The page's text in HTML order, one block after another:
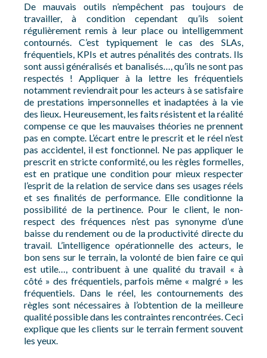
De mauvais outils n’empêchent pas toujours de
travailler, à condition cependant qu’ils soient
régulièrement remis à leur place ou intelligemment
contournés. C’est typiquement le cas des SLAs,
fréquentiels, KPIs et autres pénalités des contrats. Ils
sont aussi généralisés et banalisés…, qu’ils ne sont pas
respectés ! Appliquer à la lettre les fréquentiels
notamment reviendrait pour les acteurs à se satisfaire
de prestations impersonnelles et inadaptées à la vie
des lieux. Heureusement, les faits résistent et la réalité
compense ce que les mauvaises théories ne prennent
pas en compte. L’écart entre le prescrit et le réel n’est
pas accidentel, il est fonctionnel. Ne pas appliquer le
prescrit en stricte conformité, ou les règles formelles,
est en pratique une condition pour mieux respecter
l’esprit de la relation de service dans ses usages réels
et ses finalités de performance. Elle conditionne la
possibilité de la pertinence. Pour le client, le non-
respect des fréquences n’est pas synonyme d’une
baisse du rendement ou de la productivité directe du
travail. L’intelligence opérationnelle des acteurs, le
bon sens sur le terrain, la volonté de bien faire ce qui
est utile…, contribuent à une qualité du travail « à
côté » des fréquentiels, parfois même « malgré » les
fréquentiels. Dans le réel, les contournements des
règles sont nécessaires à l’obtention de la meilleure
qualité possible dans les contraintes rencontrées. Ceci
explique que les clients sur le terrain ferment souvent
les yeux.